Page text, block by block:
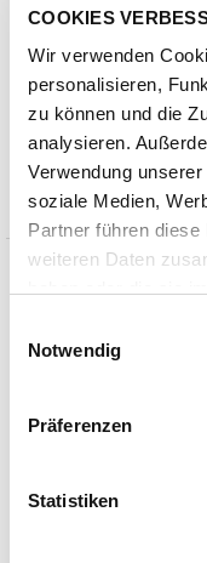
COOKIES
Wir verwenden
personalisieren,
zu können und die
analysieren.
Verwendung
soziale Medien,
Partner führen
weiteren Daten
Notwendig
Präferenzen
Statistiken
Lowa
MAURIA EVO GTX Ws W
CHF 259.00
Preis reduziert von
statt CHF 329.90An